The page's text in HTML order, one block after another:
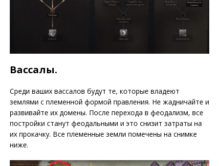
Вассалы.
Среди ваших вассалов будут те, которые владеют
землями с племенной формой правления. Не жадничайте и
развивайте их домены. После перехода в феодализм, все
постройки станут феодальными и это снизит затраты на
их прокачку. Все племенные земли помечены на снимке
ниже.